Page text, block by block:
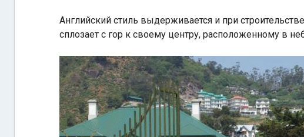
Английский стиль выдерживается и при
сплозает с гор к своему центру, расположенному в